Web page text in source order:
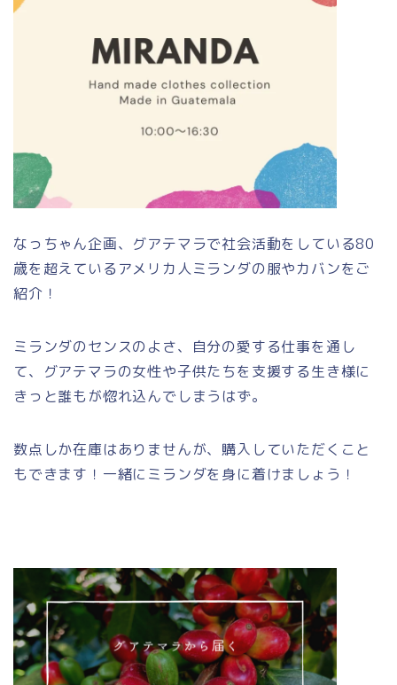
なっちゃん企画、グアテマラで社会活動をしている80
歳を超えているアメリカ人ミランダの服やカバンをご
紹介！
ミランダのセンスのよさ、自分の愛する仕事を通し
て、グアテマラの女性や子供たちを支援する生き様に
きっと誰もが惚れ込んでしまうはず。
数点しか在庫はありませんが、購入していただくこと
もできます！一緒にミランダを身に着けましょう！